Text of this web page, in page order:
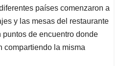
países comenzaron a
y las mesas del restaurante
puntos de encuentro donde
compartiendo la misma